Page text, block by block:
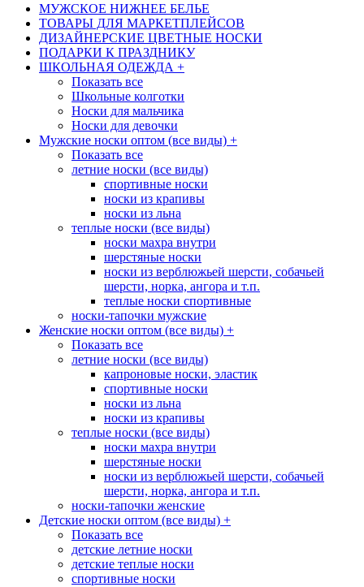
МУЖСКОЕ НИЖНЕЕ БЕЛЬЕ
ТОВАРЫ ДЛЯ МАРКЕТПЛЕЙСОВ
ДИЗАЙНЕРСКИЕ ЦВЕТНЫЕ НОСКИ
ПОДАРКИ К ПРАЗДНИКУ
ШКОЛЬНАЯ ОДЕЖДА +
Показать все
Школьные колготки
Носки для мальчика
Носки для девочки
Мужские носки оптом (все виды) +
Показать все
летние носки (все виды)
спортивные носки
носки из крапивы
носки из льна
теплые носки (все виды)
носки махра внутри
шерстяные носки
носки из верблюжьей шерсти, собачьей
шерсти, норка, ангора и т.п.
теплые носки спортивные
носки-тапочки мужские
Женские носки оптом (все виды) +
Показать все
летние носки (все виды)
капроновые носки, эластик
спортивные носки
носки из льна
носки из крапивы
теплые носки (все виды)
носки махра внутри
шерстяные носки
носки из верблюжьей шерсти, собачьей
шерсти, норка, ангора и т.п.
носки-тапочки женские
Детские носки оптом (все виды) +
Показать все
детские летние носки
детские теплые носки
спортивные носки